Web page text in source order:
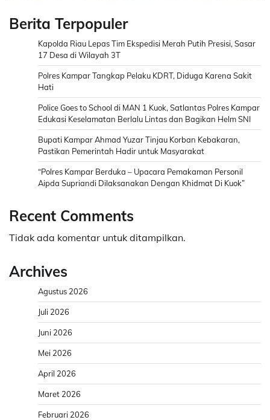
Berita Terpopuler
Kapolda Riau Lepas Tim Ekspedisi Merah Putih Presisi, Sasar
17 Desa di Wilayah 3T
Polres Kampar Tangkap Pelaku KDRT, Diduga Karena Sakit
Hati
Police Goes to School di MAN 1 Kuok, Satlantas Polres Kampar
Edukasi Keselamatan Berlalu Lintas dan Bagikan Helm SNI
Bupati Kampar Ahmad Yuzar Tinjau Korban Kebakaran,
Pastikan Pemerintah Hadir untuk Masyarakat
“Polres Kampar Berduka – Upacara Pemakaman Personil
Aipda Supriandi Dilaksanakan Dengan Khidmat Di Kuok”
Recent Comments
Tidak ada komentar untuk ditampilkan.
Archives
Agustus 2026
Juli 2026
Juni 2026
Mei 2026
April 2026
Maret 2026
Februari 2026